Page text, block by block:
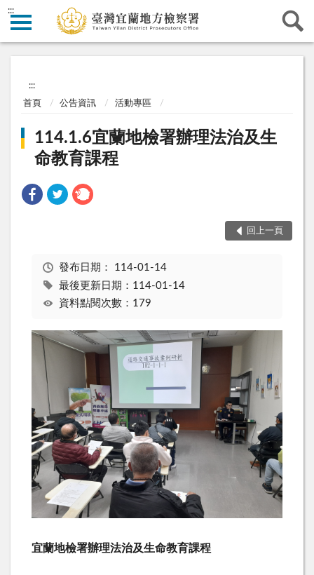
:::
:::
首頁 公告資訊 活動專區
114.1.6宜蘭地檢署辦理法治及生
命教育課程
回上一頁
發布日期： 114-01-14
最後更新日期：114-01-14
資料點閱次數：179
宜蘭地檢署辦理法治及生命教育課程